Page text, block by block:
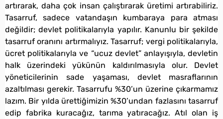
artırarak, daha çok insan çalıştırarak üretimi artırabiliriz.
Tasarruf, sadece vatandaşın kumbaraya para atması
değildir; devlet politikalarıyla yapılır. Kanunlu bir şekilde
tasarruf oranını artırmalıyız. Tasarruf; vergi politikalarıyla,
ücret politikalarıyla ve “ucuz devlet” anlayışıyla, devletin
halk üzerindeki yükünün kaldırılmasıyla olur. Devlet
yöneticilerinin sade yaşaması, devlet masraflarının
azaltılması gerekir. Tasarrufu %30’un üzerine çıkarmamız
lazım. Bir yılda ürettiğimizin %30’undan fazlasını tasarruf
edip fabrika kuracağız, tarıma yatıracağız. Atıl olan iş